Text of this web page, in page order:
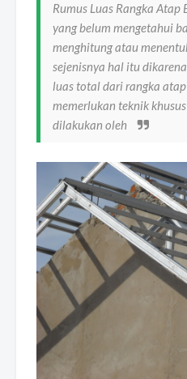
Rumus Luas Rangka Atap
yang belum mengetahui
menghitung atau
sejenisnya hal itu
luas total dari rangka
memerlukan teknik
dilakukan oleh